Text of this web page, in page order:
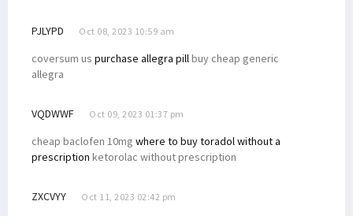
PJLYPD Oct 08, 2023 10:59 am
coversum us purchase allegra pillbuy cheap generic
allegra
VQDWWF Oct 09, 2023 01:37 pm
cheap baclofen 10mg where to buy toradol without a
prescription ketorolac without prescription
ZXCVYY Oct 11, 2023 02:42 pm